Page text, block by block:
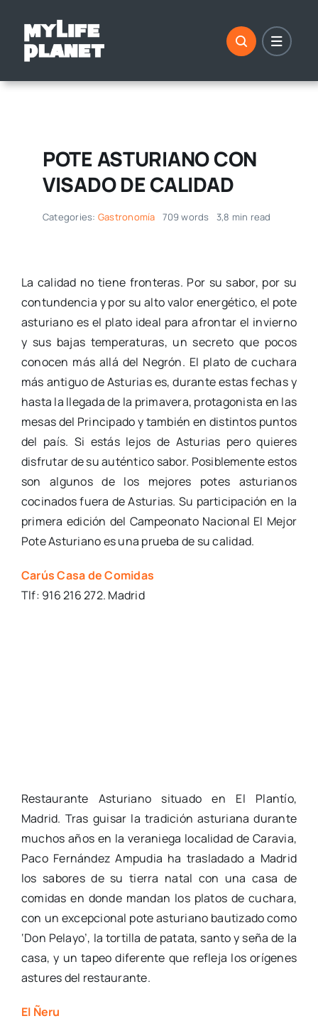
contenido
POTE ASTURIANO CON
VISADO DE CALIDAD
Categories: Gastronomía 709 words 3,8 min read
La calidad no tiene fronteras. Por su sabor, por su
contundencia y por su alto valor energético, el pote
asturiano es el plato ideal para afrontar el invierno
y sus bajas temperaturas, un secreto que pocos
conocen más allá del Negrón. El plato de cuchara
más antiguo de Asturias es, durante estas fechas y
hasta la llegada de la primavera, protagonista en las
mesas del Principado y también en distintos puntos
del país. Si estás lejos de Asturias pero quieres
disfrutar de su auténtico sabor. Posiblemente estos
son algunos de los mejores potes asturianos
cocinados fuera de Asturias. Su participación en la
primera edición del Campeonato Nacional El Mejor
Pote Asturiano es una prueba de su calidad.
Carús Casa de Comidas
Tlf: 916 216 272. Madrid
Restaurante Asturiano situado en El Plantío,
Madrid. Tras guisar la tradición asturiana durante
muchos años en la veraniega localidad de Caravia,
Paco Fernández Ampudia ha trasladado a Madrid
los sabores de su tierra natal con una casa de
comidas en donde mandan los platos de cuchara,
con un excepcional pote asturiano bautizado como
‘Don Pelayo’, la tortilla de patata, santo y seña de la
casa, y un tapeo diferente que refleja los orígenes
astures del restaurante.
El Ñeru